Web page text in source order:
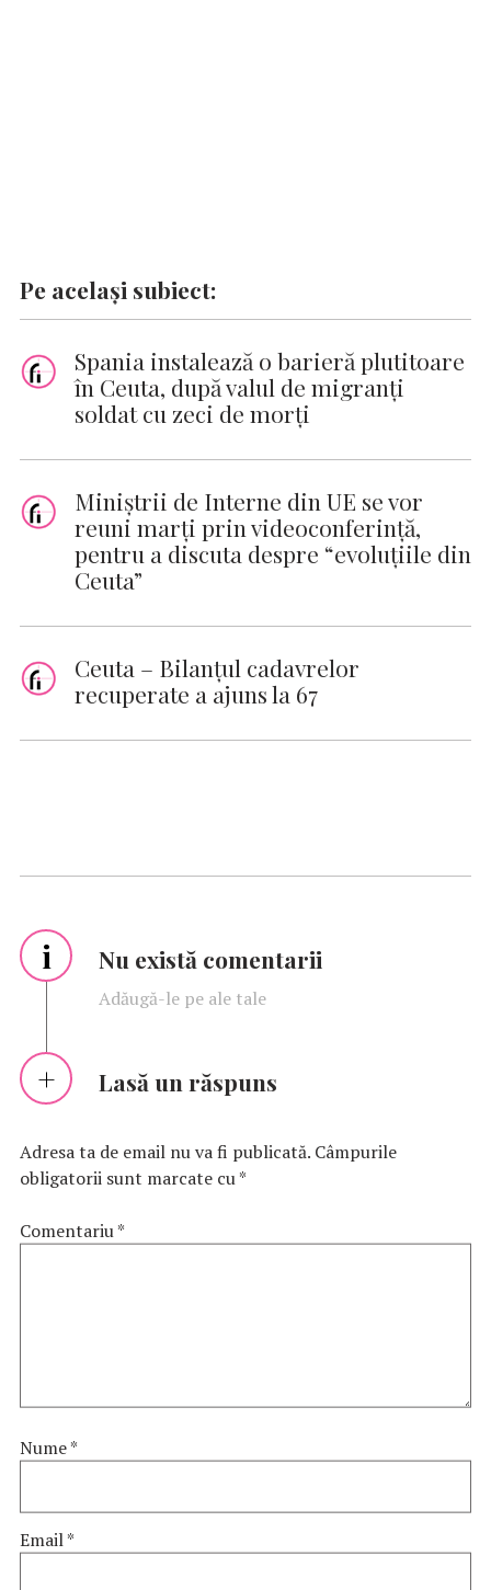
Pe același subiect:
Spania instalează o barieră plutitoare
în Ceuta, după valul de migranți
soldat cu zeci de morți
Miniştrii de Interne din UE se vor
reuni marţi prin videoconferinţă,
pentru a discuta despre “evoluţiile din
Ceuta”
Ceuta – Bilanţul cadavrelor
recuperate a ajuns la 67
i Nu există comentarii
Adăugă-le pe ale tale
Lasă un răspuns
Adresa ta de email nu va fi publicată. Câmpurile
obligatorii sunt marcate cu*
Comentariu*
Nume*
Email*